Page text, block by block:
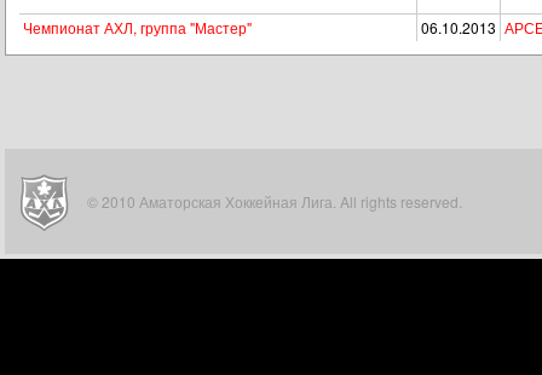
Чемпионат АХЛ, группа "Мастер"
06.10.2013
© 2010 Аматорская Хоккейная Лига. All rights reserved.